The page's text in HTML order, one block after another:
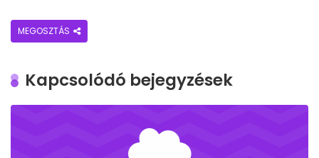
MEGOSZTÁS
Kapcsolódó bejegyzések